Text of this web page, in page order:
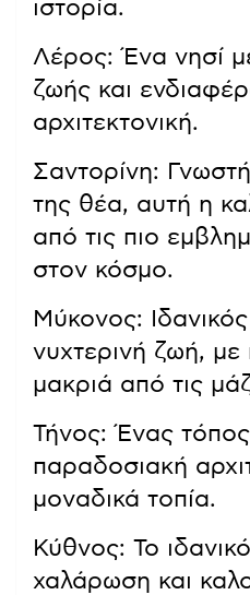
ιστορία.
Λέρος: Ένα νησί
ζωής και
αρχιτεκτονική.
Σαντορίνη:
της θέα, αυτή η
από τις πιο
στον κόσμο.
Μύκονος:
νυχτερινή ζωή, με
μακριά από τις
Τήνος: Ένας
παραδοσιακή
μοναδικά τοπία.
Κύθνος: Το
χαλάρωση και